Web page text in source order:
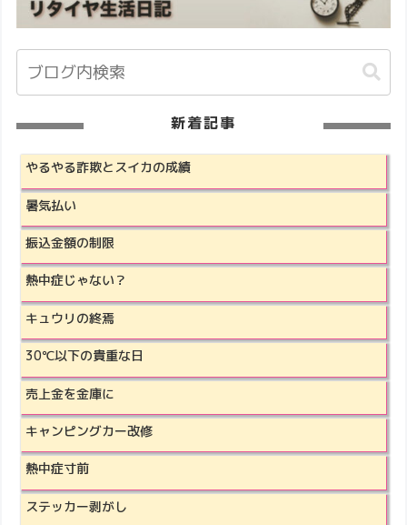
新着記事
やるやる詐欺とスイカの成績
暑気払い
振込金額の制限
熱中症じゃない？
キュウリの終焉
30℃以下の貴重な日
売上金を金庫に
キャンピングカー改修
熱中症寸前
ステッカー剥がし